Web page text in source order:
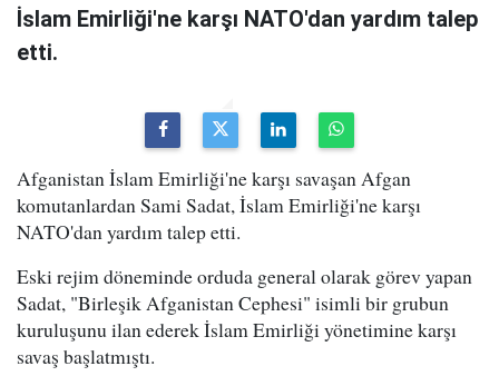
İslam Emirliği'ne karşı NATO'dan yardım talep
etti.
Afganistan İslam Emirliği'ne karşı savaşan Afgan
komutanlardan Sami Sadat, İslam Emirliği'ne karşı
NATO'dan yardım talep etti.
Eski rejim döneminde orduda general olarak görev yapan
Sadat, "Birleşik Afganistan Cephesi" isimli bir grubun
kuruluşunu ilan ederek İslam Emirliği yönetimine karşı
savaş başlatmıştı.